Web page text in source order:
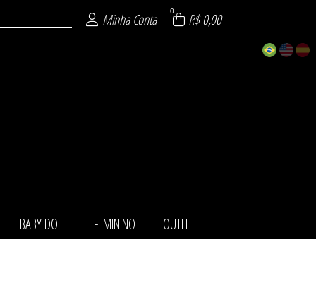
Minha Conta 0 R$ 0,00
BABY DOLL FEMININO OUTLET